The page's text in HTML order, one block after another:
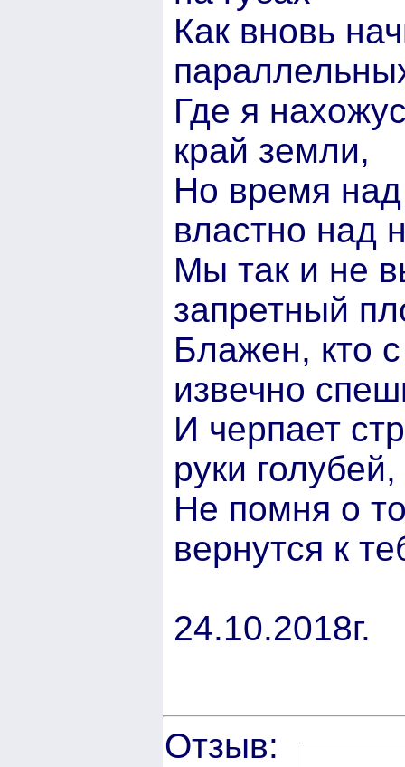
Как вновь
Где я
край земли,
Но время
властно над
Мы так и не
запретный
Блажен, кто
извечно
И черпает
руки голубей,
Не помня о
вернутся к
24.10.2018г.
Отзыв: